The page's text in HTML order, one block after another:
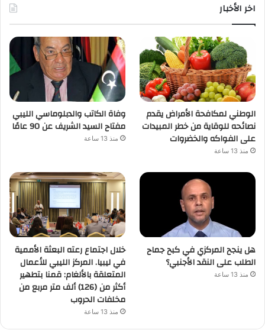
اخر الأخبار
الوطني لمكافحة الأمراض يقدم
نصائحه للوقاية من خطر المبيدات
على الفواكه والخضروات
منذ 13 ساعة
وفاة الكاتب والدبلوماسي الليبي
مفتاح السيد الشريف عن 90 عامًا
منذ 13 ساعة
هل ينجح المركزي في كبح جماح
الطلب على النقد الأجنبي؟
منذ 13 ساعة
خلال اجتماع رعته البعثة الأممية
في ليبيا. المركز الليبي للأعمال
المتعلقة بالألغام: قمنا بتطهير
أكثر من (126) ألف متر مربع من
مخلفات الحروب
منذ 13 ساعة